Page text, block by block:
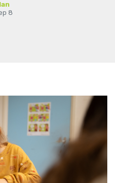
8